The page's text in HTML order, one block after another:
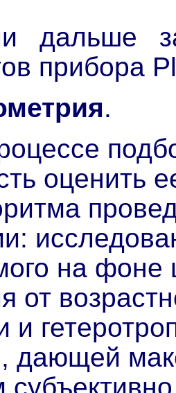
дальше
прибора
.
оценить
на фоне
от
и
дающей